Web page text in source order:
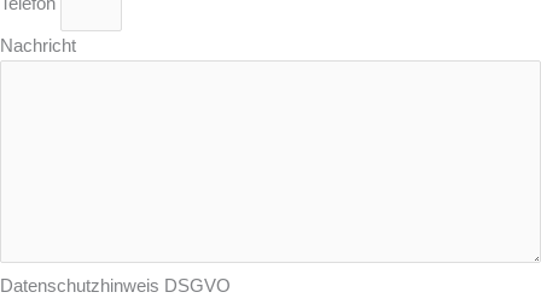
Nachricht
Datenschutzhinweis DSGVO